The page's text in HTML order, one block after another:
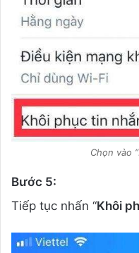
Chọn vào
Bước 5:
Tiếp tục nhấn “Khôi